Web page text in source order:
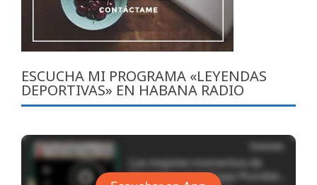
ESCUCHA MI PROGRAMA «LEYENDAS
DEPORTIVAS» EN HABANA RADIO